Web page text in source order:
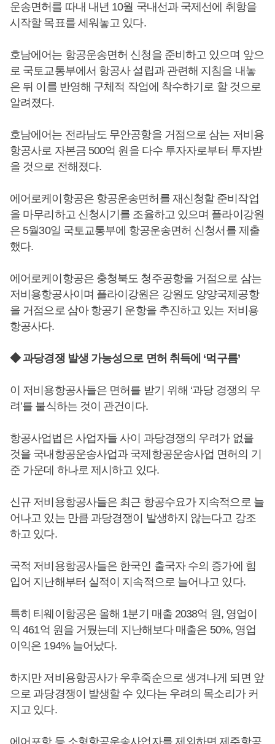
운송면허를 따내 내년 10월 국내선과 국제선에 취항을
시작할 목표를 세워놓고 있다.
호남에어는 항공운송면허 신청을 준비하고 있으며 앞으
로 국토교통부에서 항공사 설립과 관련해 지침을 내놓
은 뒤 이를 반영해 구체적 작업에 착수하기로 할 것으로
알려졌다.
호남에어는 전라남도 무안공항을 거점으로 삼는 저비용
항공사로 자본금 500억 원을 다수 투자자로부터 투자받
을 것으로 전해졌다.
에어로케이항공은 항공운송면허를 재신청할 준비작업
을 마무리하고 신청시기를 조율하고 있으며 플라이강원
은 5월30일 국토교통부에 항공운송면허 신청서를 제출
했다.
에어로케이항공은 충청북도 청주공항을 거점으로 삼는
저비용항공사이며 플라이강원은 강원도 양양국제공항
을 거점으로 삼아 항공기 운항을 추진하고 있는 저비용
항공사다.
◆ 과당경쟁 발생 가능성으로 면허 취득에 ‘먹구름’
이 저비용항공사들은 면허를 받기 위해 ‘과당 경쟁의 우
려’를 불식하는 것이 관건이다.
항공사업법은 사업자들 사이 과당경쟁의 우려가 없을
것을 국내항공운송사업과 국제항공운송사업 면허의 기
준 가운데 하나로 제시하고 있다.
신규 저비용항공사들은 최근 항공수요가 지속적으로 늘
어나고 있는 만큼 과당경쟁이 발생하지 않는다고 강조
하고 있다.
국적 저비용항공사들은 한국인 출국자 수의 증가에 힘
입어 지난해부터 실적이 지속적으로 늘어나고 있다.
특히 티웨이항공은 올해 1분기 매출 2038억 원, 영업이
익 461억 원을 거뒀는데 지난해보다 매출은 50%, 영업
이익은 194% 늘어났다.
하지만 저비용항공사가 우후죽순으로 생겨나게 되면 앞
으로 과당경쟁이 발생할 수 있다는 우려의 목소리가 커
지고 있다.